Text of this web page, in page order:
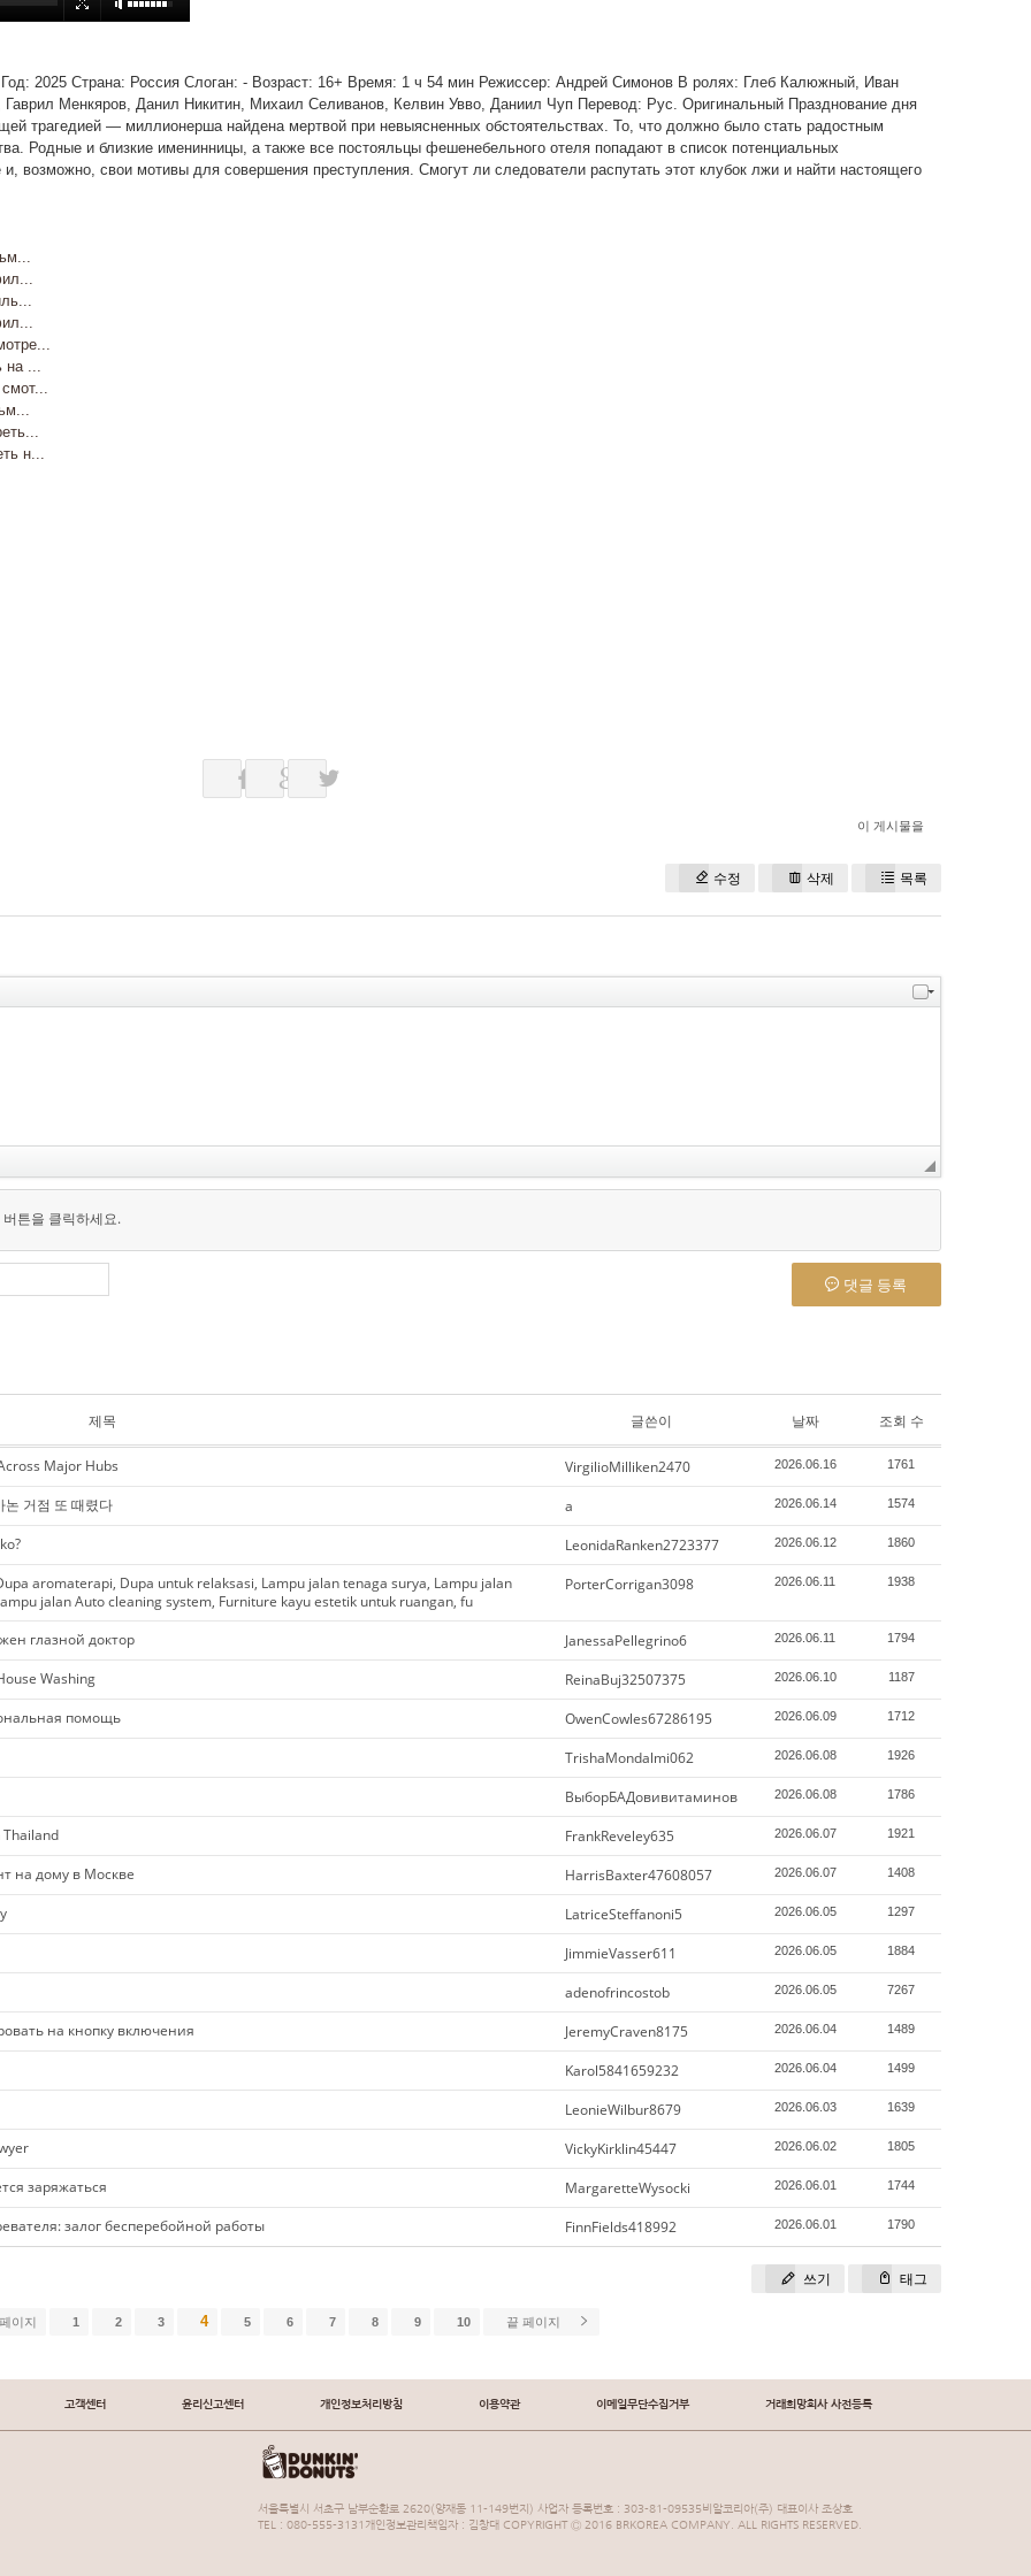
2025 Страна: Россия Слоган: - Возраст: 16+ Время: 1 ч 54 мин Режиссер: Андрей Симонов В ролях: Глеб Калюжный, Иван
Менкяров, Данил Никитин, Михаил Селиванов, Келвин Увво, Даниил Чуп Перевод: Рус. Оригинальный Празднование дня
трагедией — миллионерша найдена мертвой при невыясненных обстоятельствах. То, что должно было стать радостным
Родные и близкие именинницы, а также все постояльцы фешенебельного отеля попадают в список потенциальных
возможно, свои мотивы для совершения преступления. Смогут ли следователи распутать этот клубок лжи и найти настоящего
...
н...
이 게시물을
수정 삭제 목록
튼을 클릭하세요.
댓글 등록
제목 글쓴이 날짜 조회 수
Major Hubs VirgilioMilliken2470 2026.06.16 1761
논 거점 또 때렸다 a 2026.06.14 1574
LeonidaRanken2723377 2026.06.12 1860
aromaterapi, Dupa untuk relaksasi, Lampu jalan tenaga surya, Lampu jalan
jalan Auto cleaning system, Furniture kayu estetik untuk ruangan, fu
PorterCorrigan3098 2026.06.11 1938
глазной доктор JanessaPellegrino6 2026.06.11 1794
Washing ReinaBuj32507375 2026.06.10 1187
помощь OwenCowles67286195 2026.06.09 1712
TrishaMondalmi062 2026.06.08 1926
ВыборБАДовивитаминов 2026.06.08 1786
Thailand FrankReveley635 2026.06.07 1921
на дому в Москве HarrisBaxter47608057 2026.06.07 1408
LatriceSteffanoni5 2026.06.05 1297
JimmieVasser611 2026.06.05 1884
adenofrincostob 2026.06.05 7267
на кнопку включения JeremyCraven8175 2026.06.04 1489
Karol5841659232 2026.06.04 1499
LeonieWilbur8679 2026.06.03 1639
VickyKirklin45447 2026.06.02 1805
заряжаться MargaretteWysocki 2026.06.01 1744
залог бесперебойной работы FinnFields418992 2026.06.01 1790
쓰기 태그
이지 1 2 3 4 5 6 7 8 9 10 끝 페이지
고객센터 윤리신고센터 개인정보처리방침 이용약관 이메일무단수집거부 거래희망회사 사전등록
서울특별시 서초구 남부순환로 2620(양재동 11-149번지) 사업자 등록번호 : 303-81-09535비알코리아(주) 대표이사 조상호
TEL : 080-555-3131개인정보관리책임자 : 김창대 COPYRIGHT Ⓒ 2016 BRKOREA COMPANY. ALL RIGHTS RESERVED.